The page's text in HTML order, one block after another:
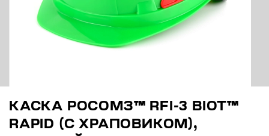
КАСКА РОСОМЗ™ RFI-3 BIOT™
RAPID (С ХРАПОВИКОМ),